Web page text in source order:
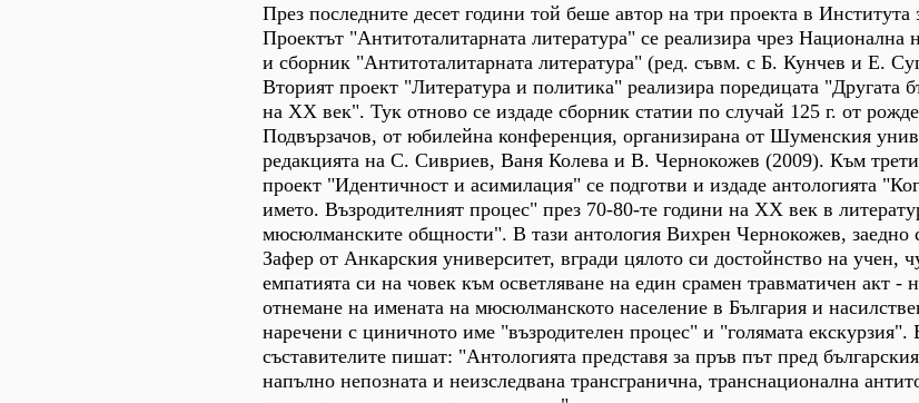
През последните десет години той беше автор на три проекта в Института
Проектът "Антитоталитарната литература" се реализира чрез Национална
и сборник "Антитоталитарната литература" (ред. съвм. с Б. Кунчев и Е.
Вторият проект "Литература и политика" реализира поредицата "Другата
на ХХ век". Тук отново се издаде сборник статии по случай 125 г. от
Подвързачов, от юбилейна конференция, организирана от Шуменския
редакцията на С. Сивриев, Ваня Колева и В. Чернокожев (2009). Към
проект "Идентичност и асимилация" се подготви и издаде антологията
името. Възродителният процес" през 70-80-те години на ХХ век в
мюсюлманските общности". В тази антология Вихрен Чернокожев, заедно
Зафер от Анкарския университет, вгради цялото си достойнство на учен,
емпатията си на човек към осветляване на един срамен травматичен акт -
отнемане на имената на мюсюлманското население в България и
наречени с циничното име "възродителен процес" и "голямата екскурзия".
съставителите пишат: "Антологията представя за пръв път пред
напълно непозната и неизследвана трансгранична, транснационална